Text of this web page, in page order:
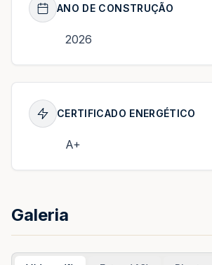
ANO DE CONSTRUÇÃO
2026
CERTIFICADO ENERGÉTICO
A+
Galeria